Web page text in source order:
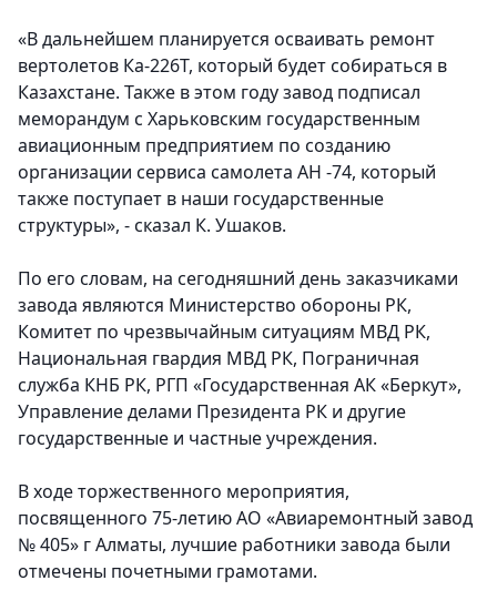
«В дальнейшем планируется осваивать ремонт
вертолетов Ка-226Т, который будет собираться в
Казахстане. Также в этом году завод подписал
меморандум с Харьковским государственным
авиационным предприятием по созданию
организации сервиса самолета АН -74, который
также поступает в наши государственные
структуры», - сказал К. Ушаков.
По его словам, на сегодняшний день заказчиками
завода являются Министерство обороны РК,
Комитет по чрезвычайным ситуациям МВД РК,
Национальная гвардия МВД РК, Пограничная
служба КНБ РК, РГП «Государственная АК «Беркут»,
Управление делами Президента РК и другие
государственные и частные учреждения.
В ходе торжественного мероприятия,
посвященного 75-летию АО «Авиаремонтный завод
№ 405» г Алматы, лучшие работники завода были
отмечены почетными грамотами.